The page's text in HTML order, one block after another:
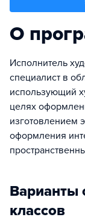
О
Исполнитель
специалист в
использующий
целях
изготовлением
оформления
Варианты
классов